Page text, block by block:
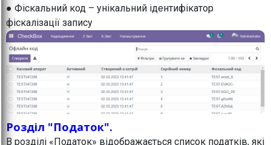
● Фіскальний код – унікальний ідентифікатор
фіскалізації запису
Розділ "Податок".
В розділі «Податок» відображається список податків, які